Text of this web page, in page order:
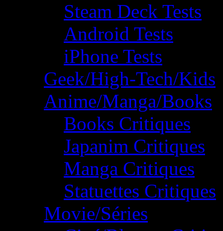
Steam Deck Tests
Android Tests
iPhone Tests
Geek/High-Tech/Kids
Anime/Manga/Books
Books Critiques
Japanim Critiques
Manga Critiques
Statuettes Critiques
Movie/Séries